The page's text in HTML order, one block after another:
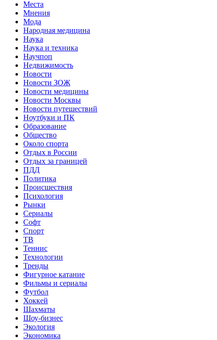
Места
Мнения
Мода
Народная медицина
Наука
Наука и техника
Научпоп
Недвижимость
Новости
Новости ЗОЖ
Новости медицины
Новости Москвы
Новости путешествий
Ноутбуки и ПК
Образование
Общество
Около спорта
Отдых в России
Отдых за границей
ПДД
Политика
Происшествия
Психология
Рынки
Сериалы
Софт
Спорт
ТВ
Теннис
Технологии
Тренды
Фигурное катание
Фильмы и сериалы
Футбол
Хоккей
Шахматы
Шоу-бизнес
Экология
Экономика